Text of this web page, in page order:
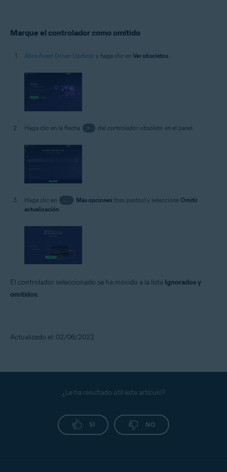
Marque el controlador como omitido
Abra Avast Driver Updater y haga clic en Ver obsoletos
Haga clic en la flecha > del controlador obsoleto en el panel.
Haga clic en Más opciones(tres puntos) y seleccione Omitir
actualización
El controlador seleccionado se ha movido a la lista Ignorados y
omitidos.
Actualizado el: 02/06/2022
¿Le ha resultado útil este artículo?
SÍ NO